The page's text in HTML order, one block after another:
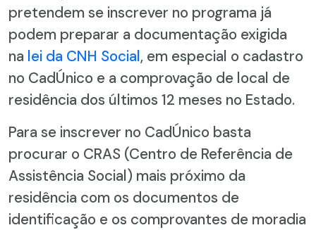
pretendem se inscrever no programa já
podem preparar a documentação exigida
na lei da CNH Social, em especial o cadastro
no CadÚnico e a comprovação de local de
residência dos últimos 12 meses no Estado.
Para se inscrever no CadÚnico basta
procurar o CRAS (Centro de Referência de
Assistência Social) mais próximo da
residência com os documentos de
identificação e os comprovantes de moradia